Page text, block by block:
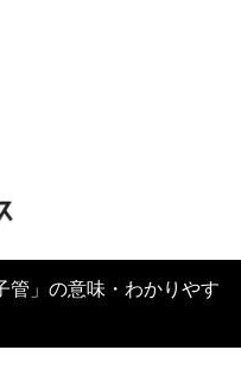
管」の意味・わかりやす